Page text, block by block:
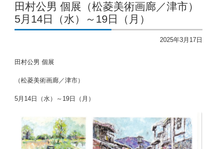
田村公男 個展（松菱美術画廊／津市）
5月14日（水）～19日（月）
2025年3月17日
田村公男 個展
（松菱美術画廊／津市）
5月14日（水）～19日（月）